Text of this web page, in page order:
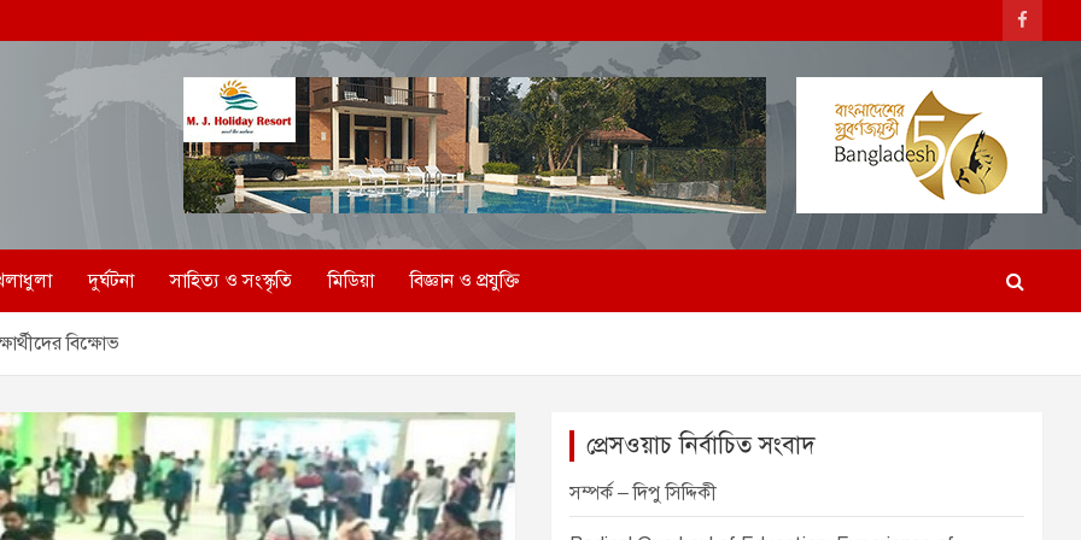
দুর্ঘটনা সাহিত্য ও সংস্কৃতি মিডিয়া বিজ্ঞান ও প্রযুক্তি
বিক্ষোভ
প্রেসওয়াচ নির্বাচিত সংবাদ
সম্পর্ক – দিপু সিদ্দিকী